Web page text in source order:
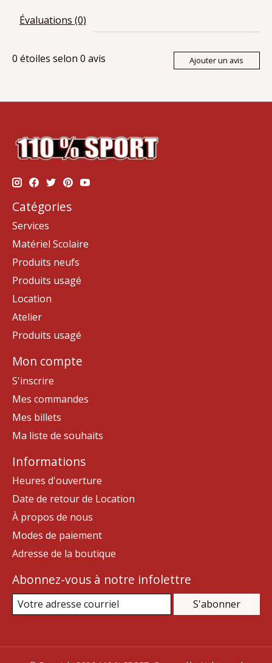
Évaluations (0)
0 étoiles selon 0 avis Ajouter un avis
Catégories
Services
Matériel Scolaire
Produits neufs
Produits usagé
Location
Atelier
Produits usagé
Mon compte
S'inscrire
Mes commandes
Mes billets
Ma liste de souhaits
Informations
Heures d'ouverture
Date de retour de Location
À propos de nous
Modes de paiement
Adresse de la boutique
Abonnez-vous à notre infolettre
S'abonner